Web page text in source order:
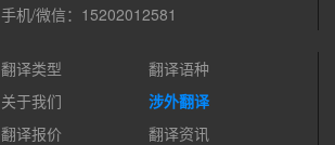
手机/微信：15202012581
翻译类型
翻译语种
关于我们
涉外翻译
翻译报价
翻译资讯